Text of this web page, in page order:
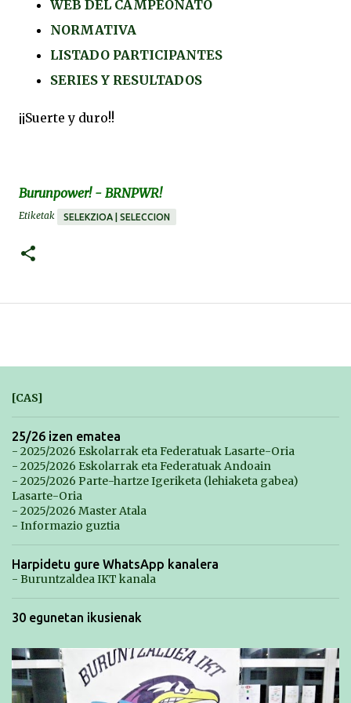
WEB DEL CAMPEONATO
NORMATIVA
LISTADO PARTICIPANTES
SERIES Y RESULTADOS
¡¡Suerte y duro!!
Burunpower! - BRNPWR!
Etiketak SELEKZIOA | SELECCION
[CAS]
25/26 izen ematea
- 2025/2026 Eskolarrak eta Federatuak Lasarte-Oria
- 2025/2026 Eskolarrak eta Federatuak Andoain
- 2025/2026 Parte-hartze Igeriketa (lehiaketa gabea)
Lasarte-Oria
- 2025/2026 Master Atala
- Informazio guztia
Harpidetu gure WhatsApp kanalera
- Buruntzaldea IKT kanala
30 egunetan ikusienak